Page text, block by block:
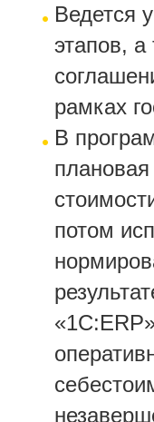
Ведется
этапов,
рамках
В
потом